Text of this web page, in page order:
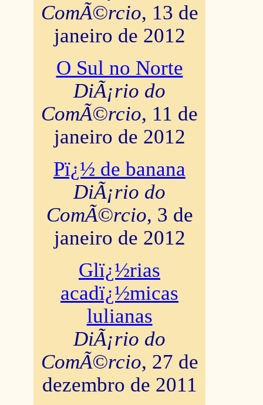
ComÃ©rcio, 13 de
janeiro de 2012
O Sul no Norte
DiÃ¡rio do
ComÃ©rcio, 11 de
janeiro de 2012
Pï¿½ de banana
DiÃ¡rio do
ComÃ©rcio, 3 de
janeiro de 2012
Glï¿½rias
acadï¿½micas
lulianas
DiÃ¡rio do
ComÃ©rcio, 27 de
dezembro de 2011